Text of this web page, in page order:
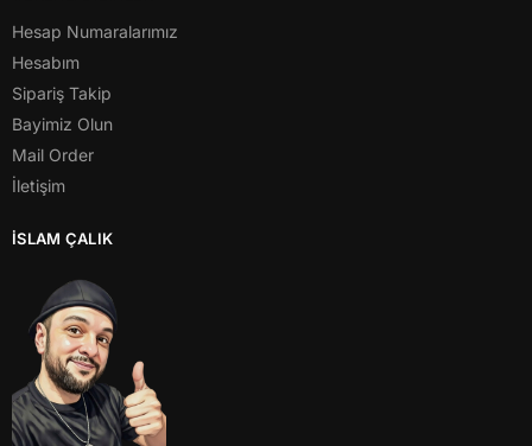
Hesap Numaralarımız
Hesabım
Sipariş Takip
Bayimiz Olun
Mail Order
İletişim
İSLAM ÇALIK